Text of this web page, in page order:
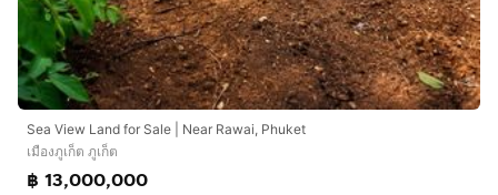
Sea View Land for Sale | Near Rawai, Phuket
เมืองภูเก็ต ภูเก็ต
฿ 13,000,000